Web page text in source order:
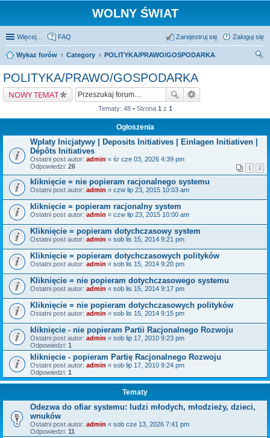
WOLNY ŚWIAT
Więcej… FAQ Zaloguj się
Zarejestruj się
Wykaz forów Category
POLITYKA/PRAWO/GOSPODARKA
POLITYKA/PRAWO/GOSPODARKA
NOWY TEMAT
Tematy: 48 • Strona 1 z 1
Ogłoszenia
Wpłaty Inicjatywy | Deposits Initiatives | Einlagen Initiativen |
Dépôts Initiatives
Ostatni post autor: admin « śr cze 03, 2026 4:39 pm
Odpowiedzi: 26 1 2
kliknięcie = nie popieram racjonalnego systemu
Ostatni post autor: admin « czw lip 23, 2015 10:03 am
kliknięcie = popieram racjonalny system
Ostatni post autor: admin « czw lip 23, 2015 10:00 am
Kliknięcie = popieram dotychczasowy system
Ostatni post autor: admin « sob lis 15, 2014 9:21 pm
Kliknięcie = popieram dotychczasowych polityków
Ostatni post autor: admin « sob lis 15, 2014 9:20 pm
Kliknięcie = nie popieram dotychczasowego systemu
Ostatni post autor: admin « sob lis 15, 2014 9:17 pm
Kliknięcie = nie popieram dotychczasowych polityków
Ostatni post autor: admin « sob lis 15, 2014 9:15 pm
kliknięcie - nie popieram Partii Racjonalnego Rozwoju
Ostatni post autor: admin « sob lip 17, 2010 9:23 pm
Odpowiedzi: 1
kliknięcie - popieram Partię Racjonalnego Rozwoju
Ostatni post autor: admin « sob lip 17, 2010 9:24 pm
Odpowiedzi: 1
Tematy
Odezwa do ofiar systemu: ludzi młodych, młodzieży, dzieci,
wnuków
Ostatni post autor: admin « sob cze 13, 2026 7:41 pm
Odpowiedzi: 11